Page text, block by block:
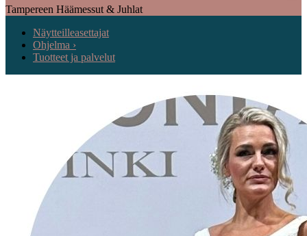
Tampereen Häämessut & Juhlat
Näytteilleasettajat
Ohjelma ›
Tuotteet ja palvelut